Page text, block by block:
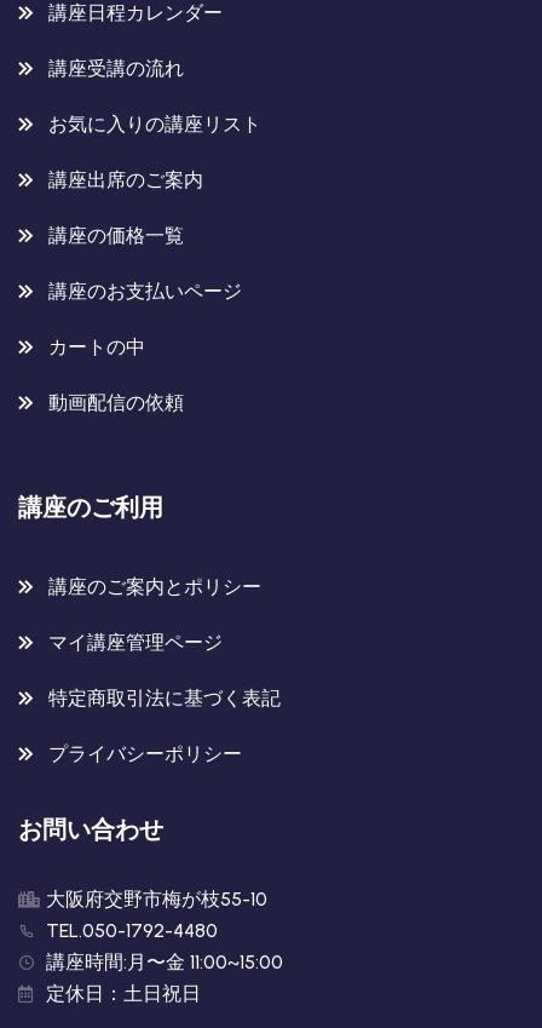
講座日程カレンダー
講座受講の流れ
お気に入りの講座リスト
講座出席のご案内
講座の価格一覧
講座のお支払いページ
カートの中
動画配信の依頼
講座のご利用
講座のご案内とポリシー
マイ講座管理ページ
特定商取引法に基づく表記
プライバシーポリシー
お問い合わせ
大阪府交野市梅が枝55-10
TEL.050-1792-4480
講座時間:月〜金 11:00~15:00
定休日：土日祝日